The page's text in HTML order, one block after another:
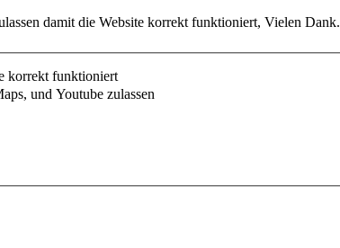
damit die Website korrekt funktioniert, Vielen Dank.
korrekt funktioniert
und Youtube zulassen